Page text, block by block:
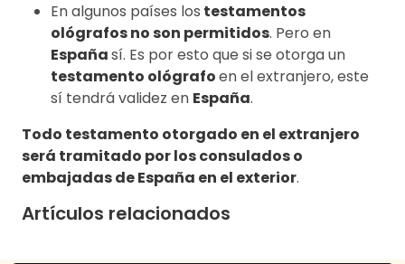
En algunos países los testamentos
ológrafos no son permitidos. Pero en
Españasí. Es por esto que si se otorga un
testamento ológrafoen el extranjero, este
sí tendrá validez en España.
Todo testamento otorgado en el extranjero
será tramitado por los consulados o
embajadas de España en el exterior.
Artículos relacionados